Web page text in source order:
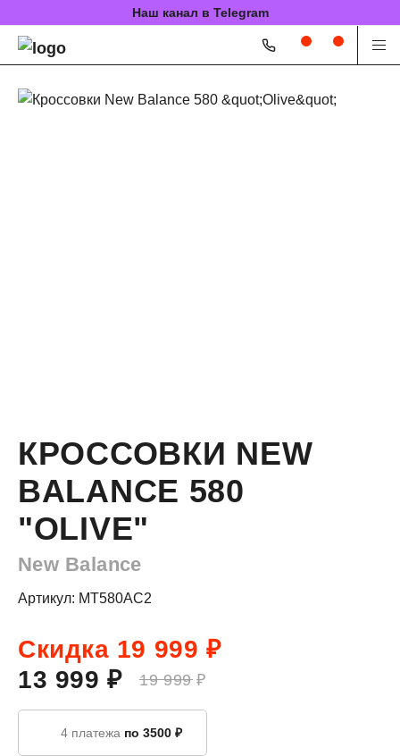
Наш канал в Telegram
КРОССОВКИ NEW
BALANCE 580
"OLIVE"
New Balance
Артикул: MT580AC2
Скидка 19 999 ₽
13 999 ₽
19 999 ₽
4 платежа по 3500 ₽